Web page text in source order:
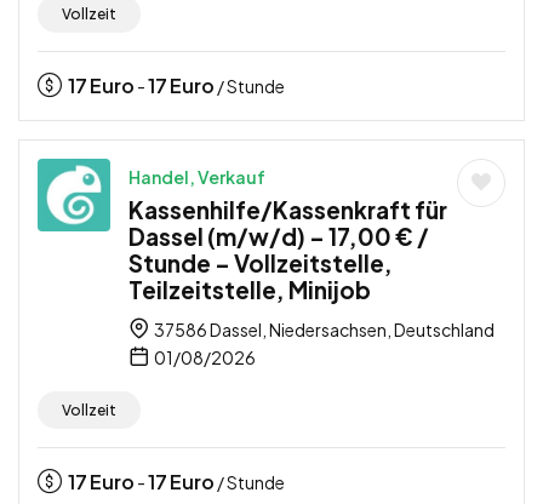
Vollzeit
17Euro -17Euro / Stunde
Handel, Verkauf
Kassenhilfe/Kassenkraft für
Dassel (m/w/d) – 17,00 € /
Stunde – Vollzeitstelle,
Teilzeitstelle, Minijob
37586 Dassel, Niedersachsen, Deutschland
01/08/2026
Vollzeit
17Euro -17Euro / Stunde